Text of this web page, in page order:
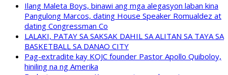
Ilang Maleta Boys, binawi ang mga alegasyon laban kina
Pangulong Marcos, dating House Speaker Romualdez at
dating Congressman Co
LALAKI, PATAY SA SAKSAK DAHIL SA ALITAN SA TAYA SA
BASKETBALL SA DANAO CITY
Pag-extradite kay KOJC founder Pastor Apollo Quiboloy,
hiniling na ng Amerika